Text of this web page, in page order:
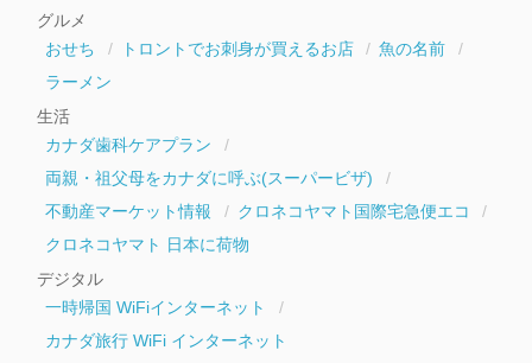
グルメ
おせち
トロントでお刺身が買えるお店
魚の名前
ラーメン
生活
カナダ歯科ケアプラン
両親・祖父母をカナダに呼ぶ(スーパービザ)
不動産マーケット情報
クロネコヤマト国際宅急便エコ
クロネコヤマト 日本に荷物
デジタル
一時帰国 WiFiインターネット
カナダ旅行 WiFi インターネット